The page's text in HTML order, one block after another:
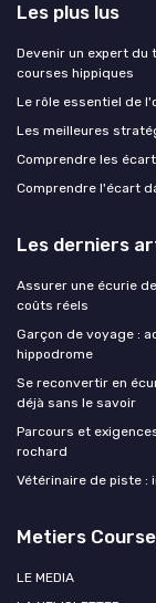
Les plus lus
Devenir un expert
courses hippiques
Le rôle essentiel de
Les meilleures
Comprendre les
Comprendre l'écart
Les derniers
Assurer une écurie
coûts réels
Garçon de voyage :
hippodrome
Se reconvertir en
déjà sans le savoir
Parcours et
rochard
Vétérinaire de piste :
Metiers
LE MEDIA